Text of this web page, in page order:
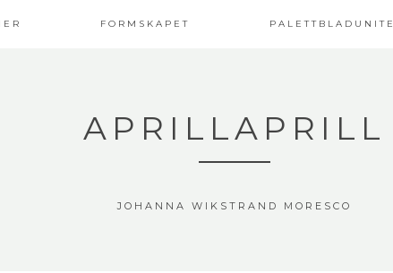
FORMSKAPET PALETTBLADUNITE
APRILLAPRILL
JOHANNA WIKSTRAND MORESCO